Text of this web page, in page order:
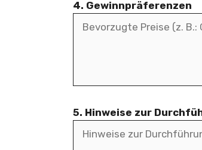
4. Gewinnpräferenzen
5. Hinweise zur